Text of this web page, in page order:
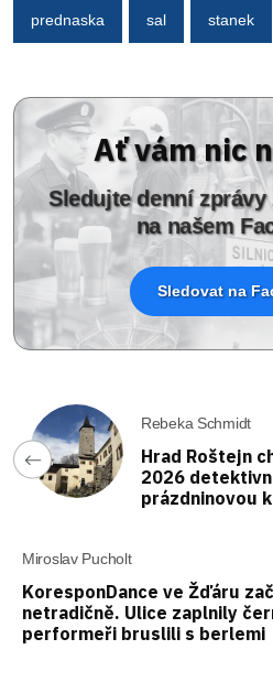
prednaska sal stanek
Ať vám nic
Sledujte denní
na našem
Sledovat na
Rebeka Schmidt
Hrad Roštejn
2026
prázdninovou
Miroslav Pucholt
KoresponDance ve Žďáru
netradičně. Ulice zaplnily
performeři bruslili s berlemi